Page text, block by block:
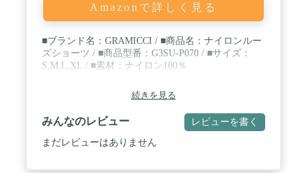
Amazonで詳しく見る
■ブランド名：GRAMICCI / ■商品名：ナイロンルー
ズショーツ / ■商品型番：G3SU-P070 / ■サイズ：
S,M,L,XL / ■素材：ナイロン100％
続きを見る
みんなのレビュー レビューを書く
まだレビューはありません